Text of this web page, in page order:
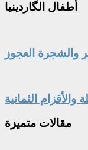
أطفال الگاردينيا
والشجرة العجوز
مقالات متميزة